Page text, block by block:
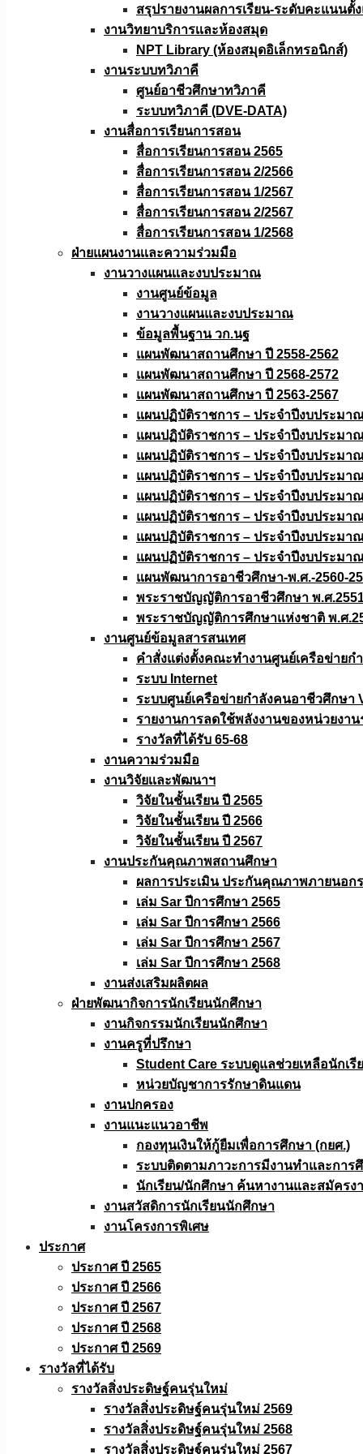
สรุปรายงานผลการเรียน-ระดับคะแนนตั้
งานวิทยาบริการเเละห้องสมุด
NPT Library (ห้องสมุดอิเล็กทรอนิกส์)
งานระบบทวิภาคี
ศูนย์อาชีวศึกษาทวิภาคี
ระบบทวิภาคี (DVE-DATA)
งานสื่อการเรียนการสอน
สื่อการเรียนการสอน 2565
สื่อการเรียนการสอน 2/2566
สื่อการเรียนการสอน 1/2567
สื่อการเรียนการสอน 2/2567
สื่อการเรียนการสอน 1/2568
ฝ่ายแผนงานเเละความร่วมมือ
งานวางแผนเเละงบประมาณ
งานศูนย์ข้อมูล
งานวางแผนและงบประมาณ
ข้อมูลพื้นฐาน วก.นฐ
แผนพัฒนาสถานศึกษา ปี 2558-2562
แผนพัฒนาสถานศึกษา ปี 2568-2572
แผนพัฒนาสถานศึกษา ปี 2563-2567
แผนปฏิบัติราชการ – ประจำปีงบประมา
แผนปฏิบัติราชการ – ประจำปีงบประมา
แผนปฏิบัติราชการ – ประจำปีงบประมา
แผนปฏิบัติราชการ – ประจำปีงบประมา
แผนปฏิบัติราชการ – ประจำปีงบประมา
แผนปฏิบัติราชการ – ประจำปีงบประมา
แผนปฏิบัติราชการ – ประจำปีงบประมา
แผนปฏิบัติราชการ – ประจำปีงบประมา
แผนพัฒนาการอาชีวศึกษา-พ.ศ.-2560-
พระราชบัญญัติการอาชีวศึกษา พ.ศ
พระราชบัญญัติการศึกษาแห่งชาติ พ.ศ
งานศูนย์ข้อมูลสารสนเทศ
คำสั่งแต่งตั้งคณะทำงานศูนย์เครือข่าย
ระบบ Internet
ระบบศูนย์เครือข่ายกำลังคนอาชีวศึกษา
รายงานการลดใช้พลังงานของหน่วยงา
รางวัลที่ได้รับ 65-68
งานความร่วมมือ
งานวิจัยเเละพัฒนาฯ
วิจัยในชั้นเรียน ปี 2565
วิจัยในชั้นเรียน ปี 2566
วิจัยในชั้นเรียน ปี 2567
งานประกันคุณภาพสถานศึกษา
ผลการประเมิน ประกันคุณภาพภายนอก
เล่ม Sar ปีการศึกษา 2565
เล่ม Sar ปีการศึกษา 2566
เล่ม Sar ปีการศึกษา 2567
เล่ม Sar ปีการศึกษา 2568
งานส่งเสริมผลิตผล
ฝ่ายพัฒนากิจการนักเรียนนักศึกษา
งานกิจกรรมนักเรียนนักศึกษา
งานครูที่ปรึกษา
Student Care ระบบดูแลช่วยเหลือนักเรี
หน่วยบัญชาการรักษาดินแดน
งานปกครอง
งานแนะแนวอาชีพ
กองทุนเงินให้กู้ยืมเพื่อการศึกษา (กยศ.)
ระบบติดตามภาวะการมีงานทำและการ
นักเรียน/นักศึกษา ค้นหางานและสมัครง
งานสวัสดิการนักเรียนนักศึกษา
งานโครงการพิเศษ
ประกาศ
ประกาศ ปี 2565
ประกาศ ปี 2566
ประกาศ ปี 2567
ประกาศ ปี 2568
ประกาศ ปี 2569
รางวัลที่ได้รับ
รางวัลสิ่งประดิษฐ์คนรุ่นใหม่
รางวัลสิ่งประดิษฐ์คนรุ่นใหม่ 2569
รางวัลสิ่งประดิษฐ์คนรุ่นใหม่ 2568
รางวัลสิ่งประดิษฐ์คนรุ่นใหม่ 2567